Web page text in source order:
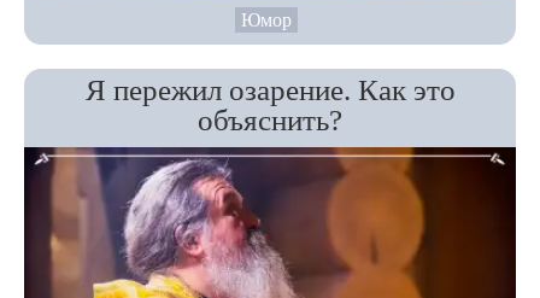
Юмор
Я пережил озарение. Как это
объяснить?